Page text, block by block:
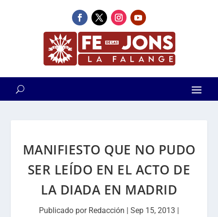
MANIFIESTO QUE NO PUDO
SER LEÍDO EN EL ACTO DE
LA DIADA EN MADRID
Publicado por Redacción | Sep 15, 2013 |